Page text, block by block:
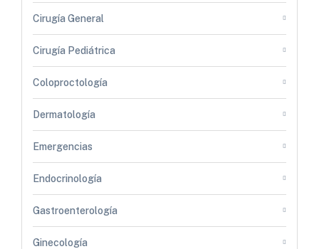
Cirugía General
Cirugía Pediátrica
Coloproctología
Dermatología
Emergencias
Endocrinología
Gastroenterología
Ginecología